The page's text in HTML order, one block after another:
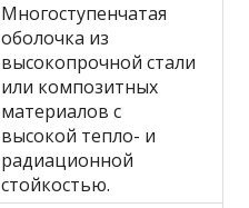
Многоступенчатая
оболочка из
высокопрочной стали
или композитных
материалов с
высокой тепло- и
радиационной
стойкостью.